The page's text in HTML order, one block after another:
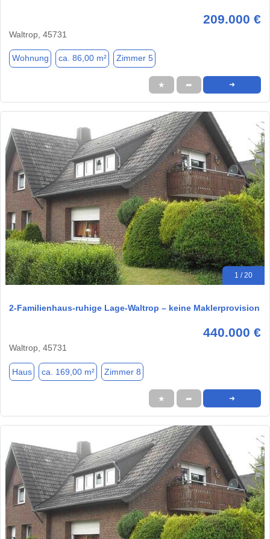
209.000 €
Waltrop, 45731
Wohnung ca. 86,00 m² Zimmer 5
★ ➦ ➜
1 / 20
2-Familienhaus-ruhige Lage-Waltrop – keine Maklerprovision
440.000 €
Waltrop, 45731
Haus ca. 169,00 m² Zimmer 8
★ ➦ ➜